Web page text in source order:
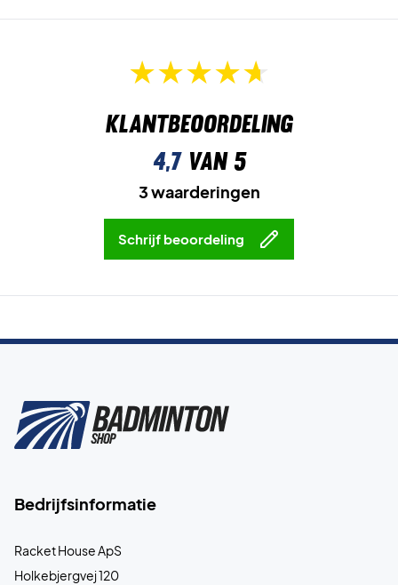
Klantbeoordeling
4,7van 5
3 waarderingen
Schrijf beoordeling
Bedrijfsinformatie
Racket House ApS
Holkebjergvej 120